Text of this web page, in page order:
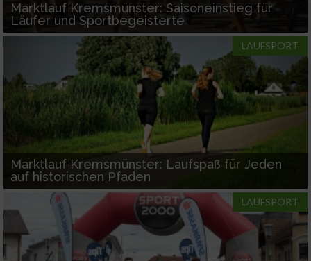
Marktlauf Kremsmünster: Saisoneinstieg für
Läufer und Sportbegeisterte
LAUFSPORT
Marktlauf Kremsmünster: Laufspaß für Jeden
auf historischen Pfaden
LAUFSPORT